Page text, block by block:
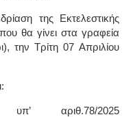
της Εκτελεστικής
θα γίνει στα γραφεία
την Τρίτη 07 Aπριλίου
υπ’ αριθ.78/2025